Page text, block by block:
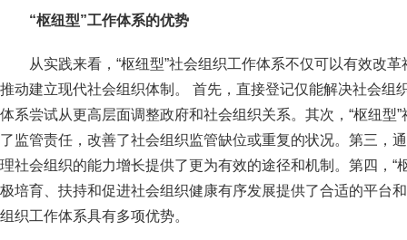
“枢纽型”工作体系的优势
从实践来看，“枢纽型”社会组织工作体系不仅可以有效改
推动建立现代社会组织体制。 首先，直接登记仅能解决社会组
体系尝试从更高层面调整政府和社会组织关系。其次，“枢纽型
了监管责任，改善了社会组织监管缺位或重复的状况。第三，
理社会组织的能力增长提供了更为有效的途径和机制。第四，“
极培育、扶持和促进社会组织健康有序发展提供了合适的平台
组织工作体系具有多项优势。